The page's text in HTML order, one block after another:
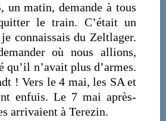
un matin, demande à tous
le train. C’était un
connaissais du Zeltlager.
où nous allions,
qu’il n’avait plus d’armes.
! Vers le 4 mai, les SA et
enfuis. Le 7 mai après-
arrivaient à Terezin.